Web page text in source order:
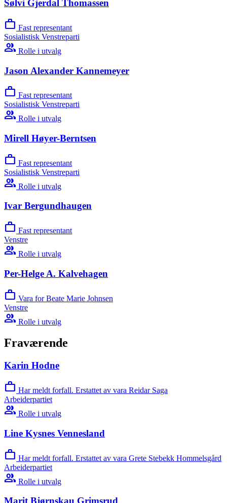
Sølvi Gjerdal Thomassen
work Fast representant
Sosialistisk Venstreparti
group Rolle i utvalg
Jason Alexander Kannemeyer
work Fast representant
Sosialistisk Venstreparti
group Rolle i utvalg
Mirell Høyer-Berntsen
work Fast representant
Sosialistisk Venstreparti
group Rolle i utvalg
Ivar Bergundhaugen
work Fast representant
Venstre
group Rolle i utvalg
Per-Helge A. Kalvehagen
work Vara for Beate Marie Johnsen
Venstre
group Rolle i utvalg
Fraværende
Karin Hodne
work Har meldt forfall. Erstattet av vara Reidar Saga
Arbeiderpartiet
group Rolle i utvalg
Line Kysnes Vennesland
work Har meldt forfall. Erstattet av vara Grete Stebekk Hommelsgård
Arbeiderpartiet
group Rolle i utvalg
Marit Bjørnskau Grimsrud